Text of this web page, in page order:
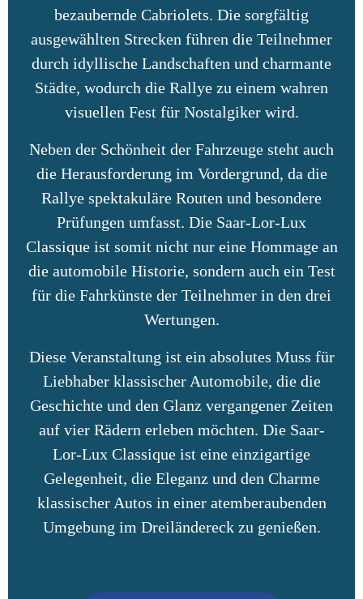
bezaubernde Cabriolets. Die sorgfältig
ausgewählten Strecken führen die Teilnehmer
durch idyllische Landschaften und charmante
Städte, wodurch die Rallye zu einem wahren
visuellen Fest für Nostalgiker wird.
Neben der Schönheit der Fahrzeuge steht auch
die Herausforderung im Vordergrund, da die
Rallye spektakuläre Routen und besondere
Prüfungen umfasst. Die Saar-Lor-Lux
Classique ist somit nicht nur eine Hommage an
die automobile Historie, sondern auch ein Test
für die Fahrkünste der Teilnehmer in den drei
Wertungen.
Diese Veranstaltung ist ein absolutes Muss für
Liebhaber klassischer Automobile, die die
Geschichte und den Glanz vergangener Zeiten
auf vier Rädern erleben möchten. Die Saar-
Lor-Lux Classique ist eine einzigartige
Gelegenheit, die Eleganz und den Charme
klassischer Autos in einer atemberaubenden
Umgebung im Dreiländereck zu genießen.